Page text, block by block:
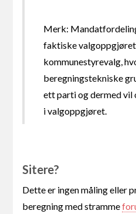
Merk:
faktiske
kommunestyrevalg,
beregningstekniske
ett parti og dermed vil
i valgoppgjøret.
Sitere?
Dette er ingen måling eller
beregning med stramme